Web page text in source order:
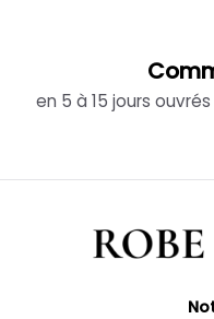
en 5 à 15 jours